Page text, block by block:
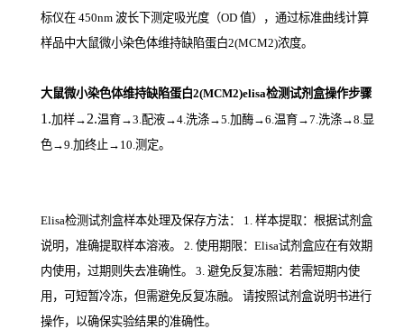
标仪在 450nm 波长下测定吸光度（OD 值），通过标准曲线计算
样品中大鼠微小染色体维持缺陷蛋白2(MCM2)浓度。
大鼠微小染色体维持缺陷蛋白2(MCM2)elisa检测试剂盒操作步骤
1.加样→ 2.温育→3.配液→4.洗涤→5.加酶→6.温育→7.洗涤→8.显
色→9.加终止→10.测定。
Elisa检测试剂盒样本处理及保存方法： 1. 样本提取：根据试剂盒
说明，准确提取样本溶液。 2. 使用期限：Elisa试剂盒应在有效期
内使用，过期则失去准确性。 3. 避免反复冻融：若需短期内使
用，可短暂冷冻，但需避免反复冻融。 请按照试剂盒说明书进行
操作，以确保实验结果的准确性。